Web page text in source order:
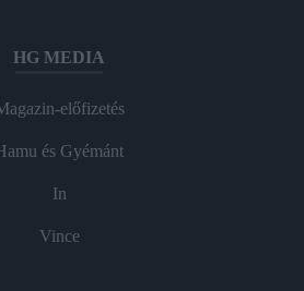
HG MEDIA
előfizetés
és Gyémánt
In
Vince